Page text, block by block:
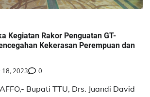
Kegiatan Rakor Penguatan GT-
Kekerasan Perempuan dan
18, 2023 0
Bupati TTU, Drs. Juandi David